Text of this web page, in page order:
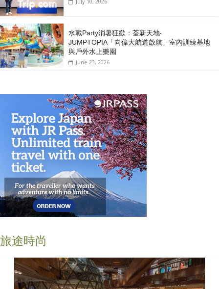
水戰Party消暑狂歡：荃新天地‧
JUMPTOPIA「向偉大航道啟航」室內訓練基地
與戶外水上樂園
June 23, 2026
旅途時尚